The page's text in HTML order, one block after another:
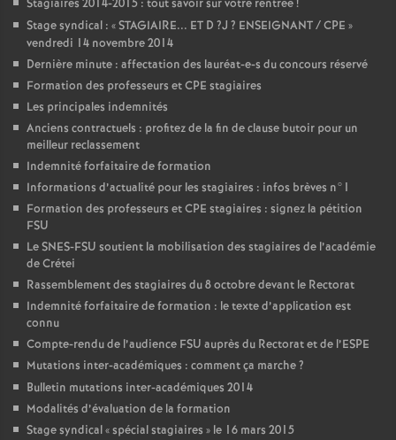
Stagiaires 2014-2015 : tout savoir sur votre rentrée!
Stage syndical : «STAGIAIRE... ET D ?J ? ENSEIGNANT/CPE »
vendredi 14 novembre 2014
Dernière minute : affectation des lauréat-e-s du concours réservé
Formation des professeurs etCPE stagiaires
Les principales indemnités
Anciens contractuels : profitez de la fin de clause butoir pour un
meilleur reclassement
Indemnité forfaitaire de formation
Informations d’actualité pour les stagiaires : infos brèves n°1
Formation des professeurs etCPE stagiaires : signez la pétition
FSU
LeSNES-FSU soutient la mobilisation des stagiaires de l’académie
de Crétei
Rassemblement des stagiaires du 8 octobre devant le Rectorat
Indemnité forfaitaire de formation : le texte d’application est
connu
Compte-rendu de l’audience FSU auprès du Rectorat et de l’ESPE
Mutations inter-académiques : comment ça marche?
Bulletin mutations inter-académiques 2014
Modalités d’évaluation de la formation
Stage syndical «spécial stagiaires » le 16 mars 2015